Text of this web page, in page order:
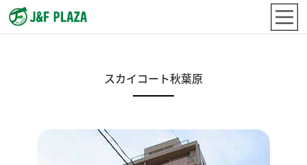
スカイコート秋葉原